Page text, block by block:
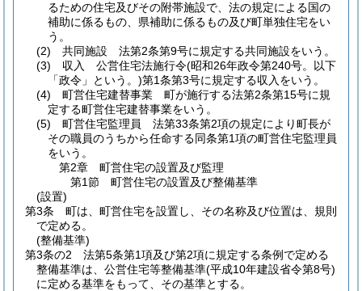
るための住宅及びその附帯施設で、法の規定による国の
補助に係るもの、県補助に係るもの及び町単独住宅をい
う。
(2)
共同施設 法第2条第9号に規定する共同施設をいう。
(3)
収入 公営住宅法施行令(昭和26年政令第240号。以下
「政令」という。)第1条第3号に規定する収入をいう。
(4)
町営住宅建替事業 町が施行する法第2条第15号に規
定する町営住宅建替事業をいう。
(5)
町営住宅監理員 法第33条第2項の規定により町長が
その職員のうちから任命する同条第1項の町営住宅監理員
をいう。
第2章
町営住宅の設置及び監理
第1節
町営住宅の設置及び整備基準
(設置)
第3条
町は、町営住宅を設置し、その名称及び位置は、規則
で定める。
(整備基準)
第3条の2
法第5条第1項及び第2項に規定する条例で定める
整備基準は、公営住宅等整備基準(平成10年建設省令第8号)
に定める基準をもって、その基準とする。